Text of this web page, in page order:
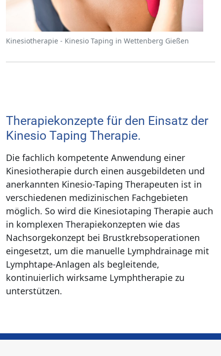
Kinesiotherapie - Kinesio Taping in Wettenberg Gießen
Therapiekonzepte für den Einsatz der
Kinesio Taping Therapie.
Die fachlich kompetente Anwendung einer
Kinesiotherapie durch einen ausgebildeten und
anerkannten Kinesio-Taping Therapeuten ist in
verschiedenen medizinischen Fachgebieten
möglich. So wird die Kinesiotaping Therapie auch
in komplexen Therapiekonzepten wie das
Nachsorgekonzept bei Brustkrebsoperationen
eingesetzt, um die manuelle Lymphdrainage mit
Lymphtape-Anlagen als begleitende,
kontinuierlich wirksame Lymphtherapie zu
unterstützen.